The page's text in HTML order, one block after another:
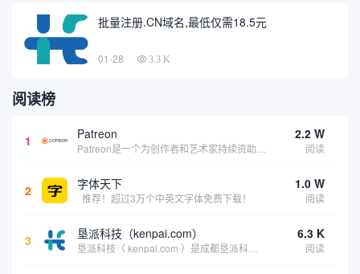
批量注册.CN域名,最低仅需18.5元
01-28 3.3 K
阅读榜
1 Patreon 2.2 W
阅读
2 字体天下
推荐！超过3万个中英文字体免费下载！
1.0 W
阅读
3 垦派科技（kenpai.com） 6.3 K
阅读